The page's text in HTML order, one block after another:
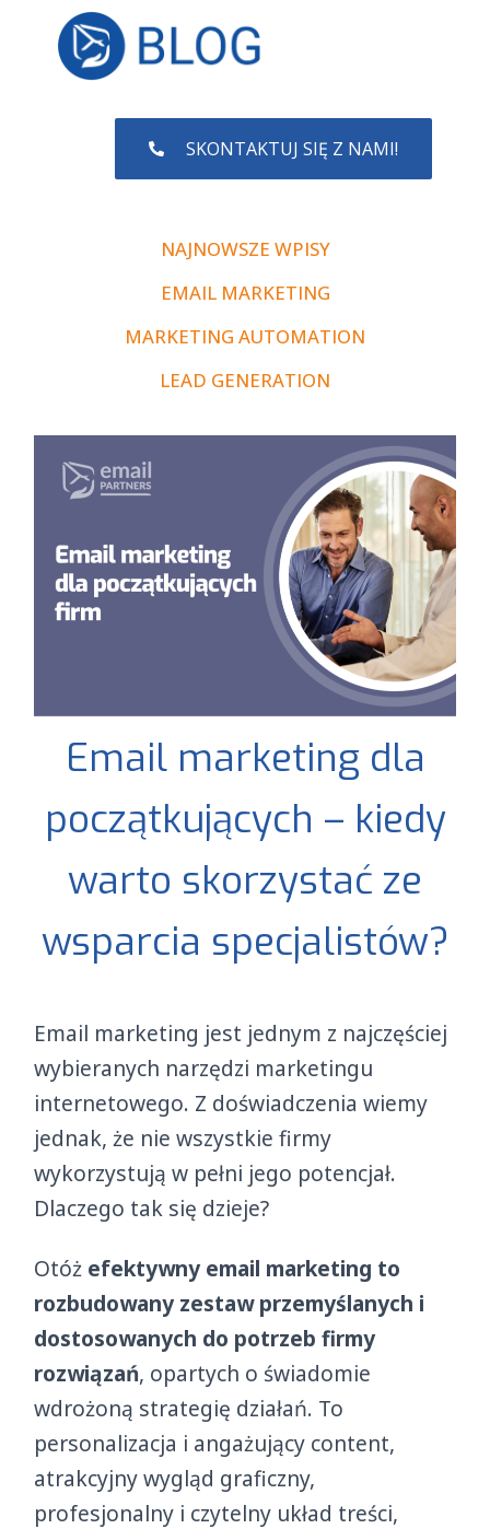
SKONTAKTUJ SIĘ Z NAMI!
NAJNOWSZE WPISY
EMAIL MARKETING
MARKETING AUTOMATION
LEAD GENERATION
Email marketing dla
początkujących – kiedy
warto skorzystać ze
wsparcia specjalistów?
Email marketing jest jednym z najczęściej
wybieranych narzędzi marketingu
internetowego. Z doświadczenia wiemy
jednak, że nie wszystkie firmy
wykorzystują w pełni jego potencjał.
Dlaczego tak się dzieje?
Otóż efektywny email marketing to
rozbudowany zestaw przemyślanych i
dostosowanych do potrzeb firmy
rozwiązań, opartych o świadomie
wdrożoną strategię działań. To
personalizacja i angażujący content,
atrakcyjny wygląd graficzny,
profesjonalny i czytelny układ treści,